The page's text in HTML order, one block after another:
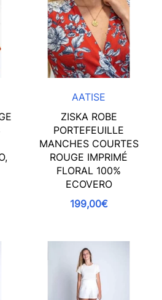
AATISE
ZISKA ROBE
PORTEFEUILLE
MANCHES COURTES
ROUGE IMPRIMÉ
FLORAL 100%
ECOVERO
199,00€